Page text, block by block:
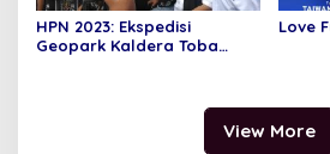
HPN 2023: Ekspedisi
Geopark Kaldera Toba
Love
View More